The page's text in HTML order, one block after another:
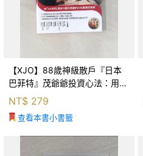
【XJO】88歲神級散戶『日本
巴菲特』茂爺爺投資心法：用
「126法則」滾出18億円資產的
69年股海交易術_藤本茂, 賴惠
鈴
NT$ 279
查看本書小書籤